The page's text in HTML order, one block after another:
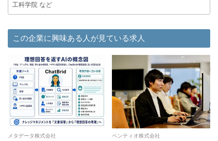
工科学院 など
この企業に興味ある人が見ている求人
メタデータ株式会社 ペンティオ株式会社